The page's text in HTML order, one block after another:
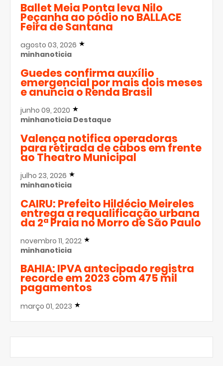
Ballet Meia Ponta leva Nilo
Peçanha ao pódio no BALLACE
Feira de Santana
agosto 03, 2026
minhanoticia
Guedes confirma auxílio
emergencial por mais dois meses
e anuncia o Renda Brasil
junho 09, 2020
minhanoticia Destaque
Valença notifica operadoras
para retirada de cabos em frente
ao Theatro Municipal
julho 23, 2026
minhanoticia
CAIRU: Prefeito Hildécio Meireles
entrega a requalificação urbana
da 2ª Praia no Morro de São Paulo
novembro 11, 2022
minhanoticia
BAHIA: IPVA antecipado registra
recorde em 2023 com 475 mil
pagamentos
março 01, 2023